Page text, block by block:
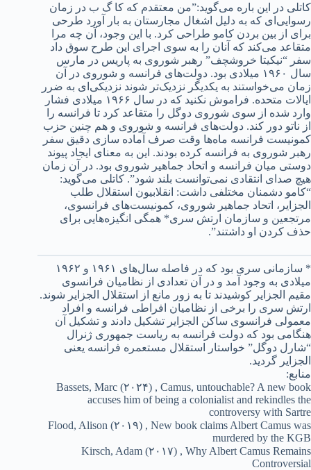
کاتلی در این باره می‌گوید:”من معتقدم که کا گ ب در زمان
رسوایی‌ای که به دلیل اشغال مجارستان به بار آورد طرحی
برای از بین بردن کامو طراحی کرد. با این وجود، آن چه مرا
متقاعد می‌کند که آنان را به سوی اجرای این طرح سوق داد
سفر “نیکیتا خروشچف” رهبر شوروی به پاریس در مارس
سال ۱۹۶۰ میلادی بود. دولت‌های فرانسه و شوروی در آن
زمان می‌خواستند به یکدیگر نزدیک‌تر شوند نزدیکی‌ای به ضرر
ایالات متحده. فراموش نکنید که در سال ۱۹۶۶ میلادی فشار
وارد شده از سوی شوروی دوگل را متقاعد کرد تا فرانسه را
از ناتو دور کند. دولت‌های فرانسه و شوروی و هم چنین حزب
کمونیست فرانسه ماه‌ها وقت صرف آماده سازی دقیق سفر
رهبر شوروی به فرانسه کرده بودند. این به معنای ایجاد پیوند
دوستی میان فرانسه و اتحاد جماهیر شوروی بود. در آن زمان
هیچ صدای انتقادی نمی‌توانست بلند شود”. کاتلی می‌گوید:
“کامو دشمنان مختلفی داشت: انقلابیون استقلال طلب
الجزایر، اتحاد جماهیر شوروی، کمونیست‌های فرانسوی،
مرتجعین و سازمان ارتش سری* همگی انگیزه‌هایی برای
حذف کردن او داشتند”.
* سازمانی سری بود که در فاصله سال‌های ۱۹۶۱ و ۱۹۶۲
میلادی به وجود آمد و در آن تعدادی از نظامیان فرانسوی
مقیم الجزایر کوشیدند تا به زور مانع از استقلال الجزایر شوند.
ارتش سری را برخی از نظامیان افراطی فرانسه و افراد
معمولی فرانسوی ساکن الجزایر تشکیل دادند و تشکیل آن
هنگامی بود که دولت فرانسه به ریاست جمهوری ژنرال
“شارل دوگل” خواستار استقلال مستعمره فرانسه یعنی
الجزایر گردید.
منابع:
Bassets, Marc (۲۰۲۴) , Camus, untouchable? A new book
accuses him of being a colonialist and rekindles the
controversy with Sartre
Flood, Alison (۲۰۱۹) , New book claims Albert Camus was
murdered by the KGB
Kirsch, Adam (۲۰۱۷) , Why Albert Camus Remains
Controversial